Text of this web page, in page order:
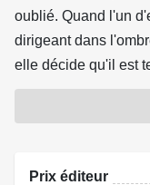
oublié. Quand l'un
dirigeant dans
elle décide qu'il est
méthodique, elle
consumée par la
Prix éditeur